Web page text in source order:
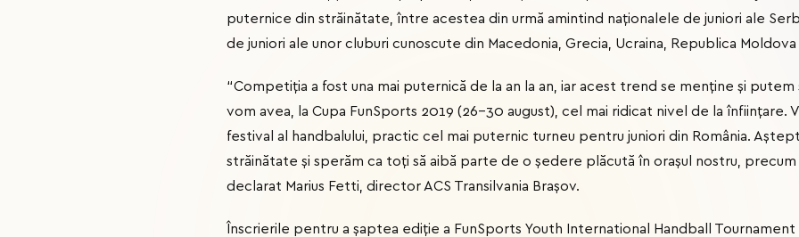
puternice din străinătate, între acestea din urmă amintind naționalele de juniori ale
de juniori ale unor cluburi cunoscute din Macedonia, Grecia, Ucraina, Republica
“Competiția a fost una mai puternică de la an la an, iar acest trend se menține și
vom avea, la Cupa FunSports 2019 (26-30 august), cel mai ridicat nivel de la înființare.
festival al handbalului, practic cel mai puternic turneu pentru juniori din România.
străinătate și sperăm ca toți să aibă parte de o ședere plăcută în orașul nostru, precum
declarat Marius Fetti, director ACS Transilvania Brașov.
Înscrierile pentru a șaptea ediție a FunSports Youth International Handball